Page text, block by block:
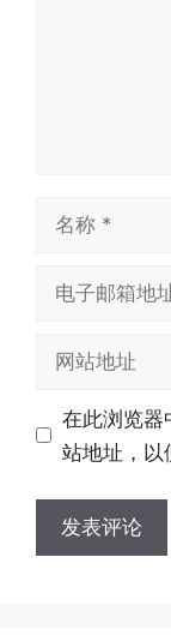
址
址
在此浏览器
站地址，以